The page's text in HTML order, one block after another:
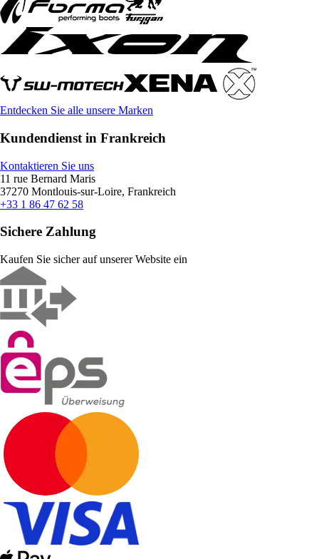
Entdecken Sie alle unsere Marken
Kundendienst in Frankreich
Kontaktieren Sie uns
11 rue Bernard Maris
37270 Montlouis-sur-Loire, Frankreich
+33 1 86 47 62 58
Sichere Zahlung
Kaufen Sie sicher auf unserer Website ein